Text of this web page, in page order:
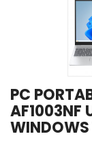
PC
AF1003NF
WINDOWS